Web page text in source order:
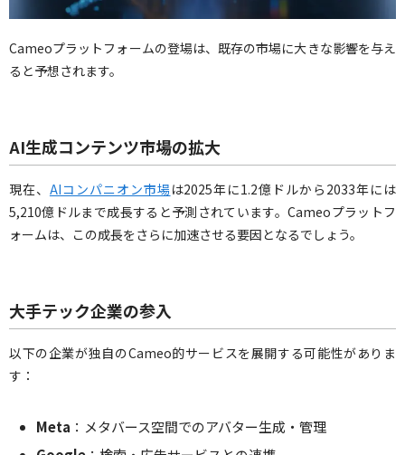
Cameoプラットフォームの登場は、既存の市場に大きな影響を与え
ると予想されます。
AI生成コンテンツ市場の拡大
現在、 AIコンパニオン市場 は2025年に1.2億ドルから2033年には
5,210億ドルまで成長すると予測されています。Cameoプラットフ
ォームは、この成長をさらに加速させる要因となるでしょう。
大手テック企業の参入
以下の企業が独自のCameo的サービスを展開する可能性がありま
す：
Meta ：メタバース空間でのアバター生成・管理